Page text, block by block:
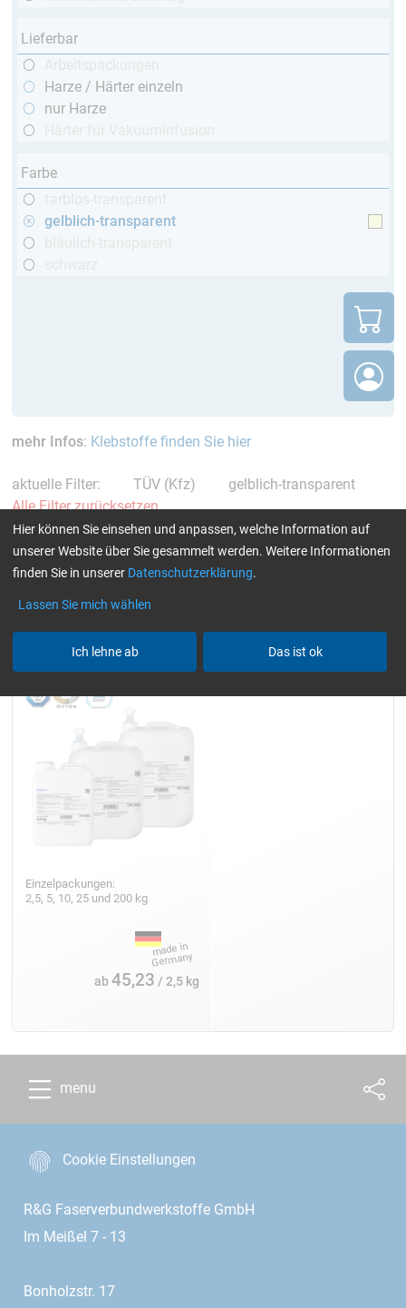
Lieferbar
Harze / Härter einzeln
nur Harze
Farbe
gelblich-transparent
mehr Infos: Klebstoffe finden Sie hier
aktuelle Filter: TÜV (Kfz)
gelblich-transparent
Alle Filter zurücksetzen
Einzelpackungen:
2,5, 5, 10, 25 und 200 kg
ab45,23 / 2,5 kg
menu
Cookie Einstellungen
R&G Faserverbundwerkstoffe GmbH
Im Meißel 7 - 13
Bonholzstr. 17
Hier können Sie einsehen und anpassen, welche Information auf
unserer Website über Sie gesammelt werden. Weitere Informationen
finden Sie in unserer Datenschutzerklärung.
Lassen Sie mich wählen
Ich lehne ab Das ist ok